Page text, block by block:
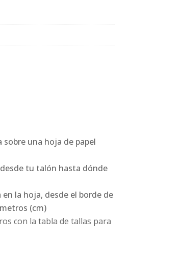
una hoja de papel
desde tu talón hasta dónde
la hoja, desde el borde de
(cm)
con la tabla de tallas para